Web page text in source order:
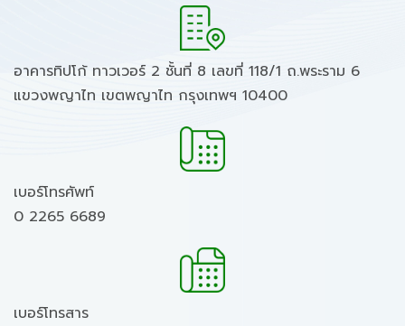
อาคารทิปโก้ ทาวเวอร์ 2 ชั้นที่ 8 เลขที่ 118/1 ถ.พระราม 6
แขวงพญาไท เขตพญาไท กรุงเทพฯ 10400
เบอร์โทรศัพท์
0 2265 6689
เบอร์โทรสาร